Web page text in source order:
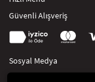
Güvenli Alışveriş
Sosyal Medya